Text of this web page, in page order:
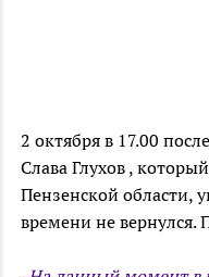
2 октября в 17.00
Слава Глухов ,
Пензенской области,
времени не вернулся.